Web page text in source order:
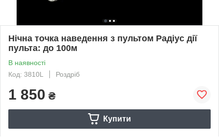
Нічна точка наведення з пультом Радіус дії
пульта: до 100м
В наявності
Код: 3810L
Роздріб
1 850 ₴
Купити